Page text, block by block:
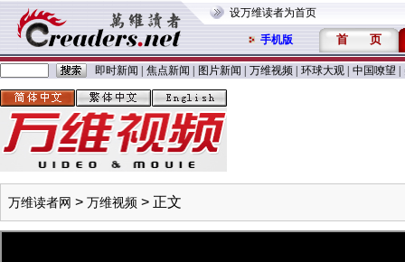
设万维读者为首页
手机版 首 页
即时新闻 焦点新闻 图片新闻 万维视频 环球大观 中国嘹望
万维读者网 > 万维视频 > 正文